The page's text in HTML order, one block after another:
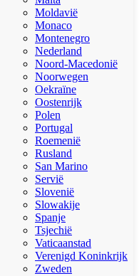
Moldavië
Monaco
Montenegro
Nederland
Noord-Macedonië
Noorwegen
Oekraïne
Oostenrijk
Polen
Portugal
Roemenië
Rusland
San Marino
Servië
Slovenië
Slowakije
Spanje
Tsjechië
Vaticaanstad
Verenigd Koninkrijk
Zweden